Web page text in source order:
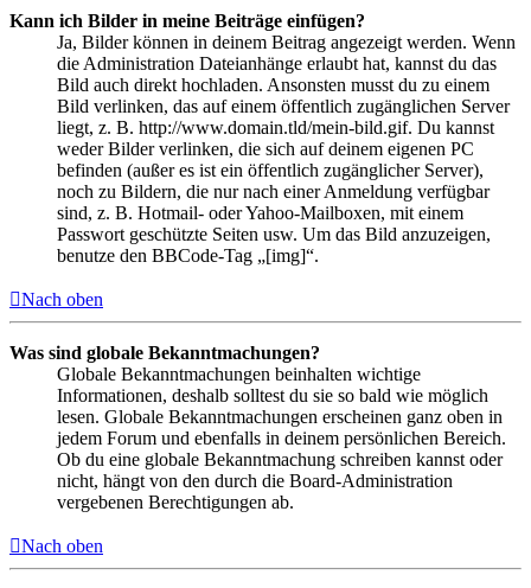
Kann ich Bilder in meine Beiträge einfügen?
Ja, Bilder können in deinem Beitrag angezeigt werden. Wenn
die Administration Dateianhänge erlaubt hat, kannst du das
Bild auch direkt hochladen. Ansonsten musst du zu einem
Bild verlinken, das auf einem öffentlich zugänglichen Server
liegt, z. B. http://www.domain.tld/mein-bild.gif. Du kannst
weder Bilder verlinken, die sich auf deinem eigenen PC
befinden (außer es ist ein öffentlich zugänglicher Server),
noch zu Bildern, die nur nach einer Anmeldung verfügbar
sind, z. B. Hotmail- oder Yahoo-Mailboxen, mit einem
Passwort geschützte Seiten usw. Um das Bild anzuzeigen,
benutze den BBCode-Tag „[img]“.
Nach oben
Was sind globale Bekanntmachungen?
Globale Bekanntmachungen beinhalten wichtige
Informationen, deshalb solltest du sie so bald wie möglich
lesen. Globale Bekanntmachungen erscheinen ganz oben in
jedem Forum und ebenfalls in deinem persönlichen Bereich.
Ob du eine globale Bekanntmachung schreiben kannst oder
nicht, hängt von den durch die Board-Administration
vergebenen Berechtigungen ab.
Nach oben